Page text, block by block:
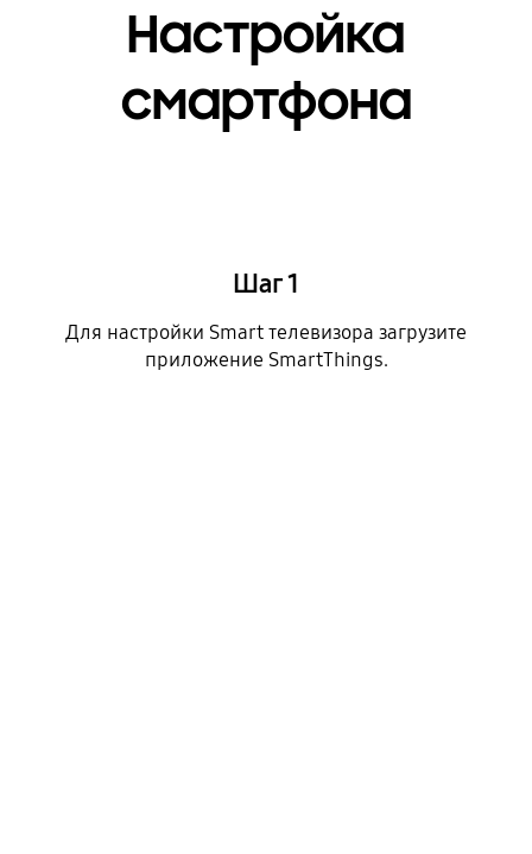
Настройка
смартфона
Шаг 1
Для настройки Smart телевизора загрузите
приложение SmartThings.